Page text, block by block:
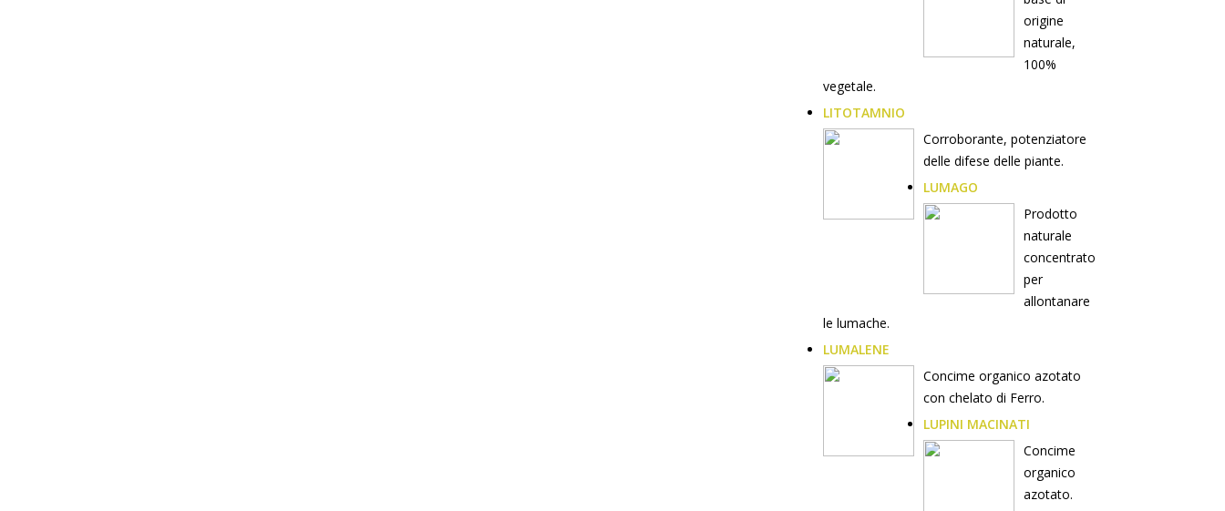
origine
naturale,
100%
vegetale.
LITOTAMNIO
Corroborante, potenziatore
delle difese delle piante.
LUMAGO
Prodotto
naturale
concentrato
per
allontanare
le lumache.
LUMALENE
Concime organico azotato
con chelato di Ferro.
LUPINI MACINATI
Concime
organico
azotato.